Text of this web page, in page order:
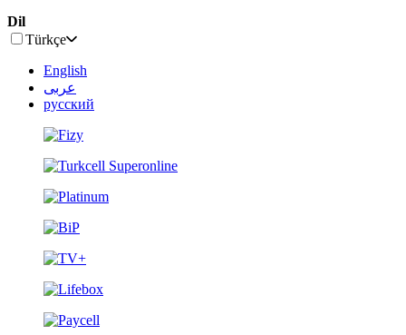
Dil
Türkçe
English
عربى
русский